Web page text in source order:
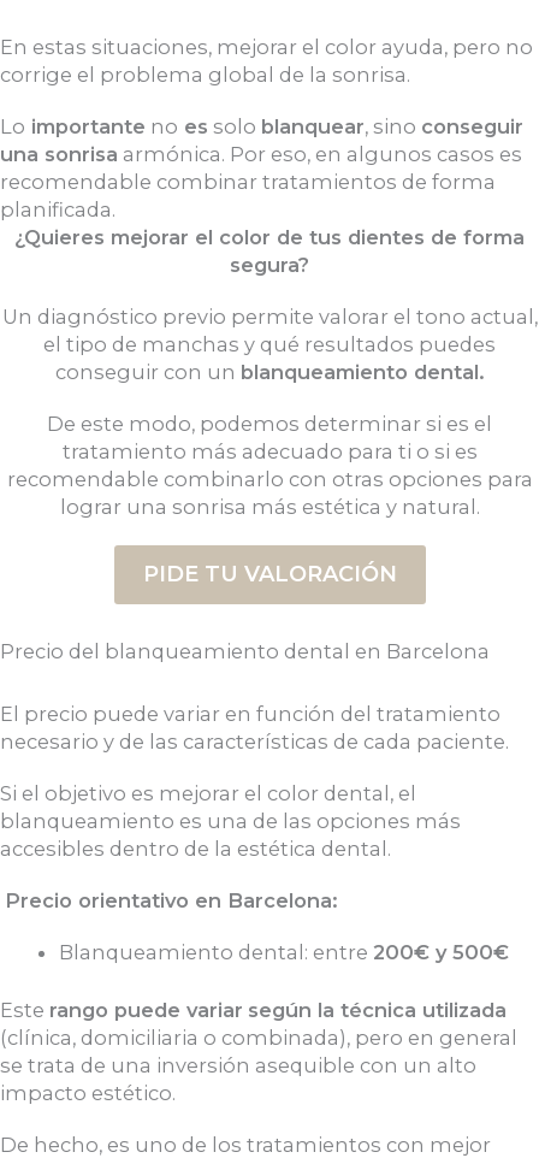
En estas situaciones, mejorar el color ayuda, pero no
corrige el problema global de la sonrisa.
Lo importante no es solo blanquear, sino conseguir
una sonrisa armónica. Por eso, en algunos casos es
recomendable combinar tratamientos de forma
planificada.
¿Quieres mejorar el color de tus dientes de forma
segura?
Un diagnóstico previo permite valorar el tono actual,
el tipo de manchas y qué resultados puedes
conseguir con un blanqueamiento dental.
De este modo, podemos determinar si es el
tratamiento más adecuado para ti o si es
recomendable combinarlo con otras opciones para
lograr una sonrisa más estética y natural.
PIDE TU VALORACIÓN
Precio del blanqueamiento dental en Barcelona
El precio puede variar en función del tratamiento
necesario y de las características de cada paciente.
Si el objetivo es mejorar el color dental, el
blanqueamiento es una de las opciones más
accesibles dentro de la estética dental.
Precio orientativo en Barcelona:
Blanqueamiento dental: entre 200€ y 500€
Este rango puede variar según la técnica utilizada
(clínica, domiciliaria o combinada), pero en general
se trata de una inversión asequible con un alto
impacto estético.
De hecho, es uno de los tratamientos con mejor